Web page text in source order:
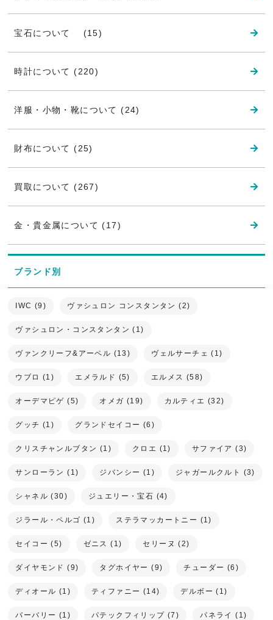
宝石について (15)
時計について (220)
洋服・小物・靴について (24)
財布について (25)
買取について (267)
金・貴金属について (17)
ブランド別
IWC (9) ヴァシュロン コンスタンタン (2)
ヴァシュロン・コンスタンタン (1)
ヴァンクリーフ&アーペル (13) ヴェルサーチェ (1)
ウブロ (1) エメラルド (5) エルメス (58)
オーデマピゲ (5) オメガ (19) カルティエ (32)
グッチ (1) グランドセイコー (6)
クリスチャンルブタン (1) クロエ (1) サファイア (3)
サンローラン (1) ジバンシー (1) ジャガールクルト (3)
シャネル (30) ジュエリー・宝石 (4)
ジラール・ペルゴ (1) ステラマッカートニー (1)
セイコー (5) ゼニス (1) セリーヌ (2)
ダイヤモンド (9) タグホイヤー (9) チューダー (6)
ディオール (1) ティファニー (14) デルボー (1)
バーバリー (1) パテックフィリップ (7) パネライ (1)